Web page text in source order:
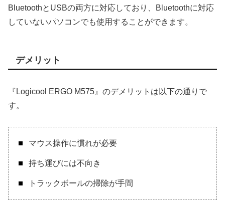
BluetoothとUSBの両方に対応しており、Bluetoothに対応
していないパソコンでも使用することができます。
デメリット
『Logicool ERGO M575』のデメリットは以下の通りで
す。
マウス操作に慣れが必要
持ち運びには不向き
トラックボールの掃除が手間